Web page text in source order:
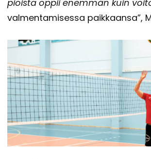
piois­ta oppii enem­män kuin
val­men­ta­mi­ses­sa paik­kaan­sa”,